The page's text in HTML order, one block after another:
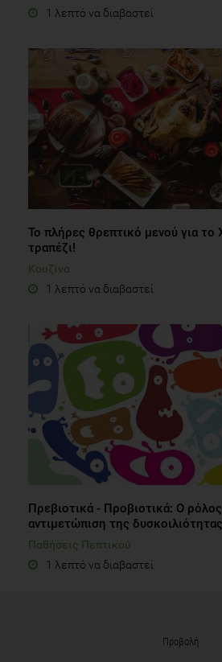
1 λεπτό να διαβαστεί
Το πλήρες θρεπτικό μενού για το
τραπέζι!
Κουζίνα
1 λεπτό να διαβαστεί
Πρεβιοτικά - Προβιοτικά: Ο
αντιμετώπιση της δυσκοιλιότητας
Παθήσεις Πεπτικού
1 λεπτό να διαβαστεί
Προβολή